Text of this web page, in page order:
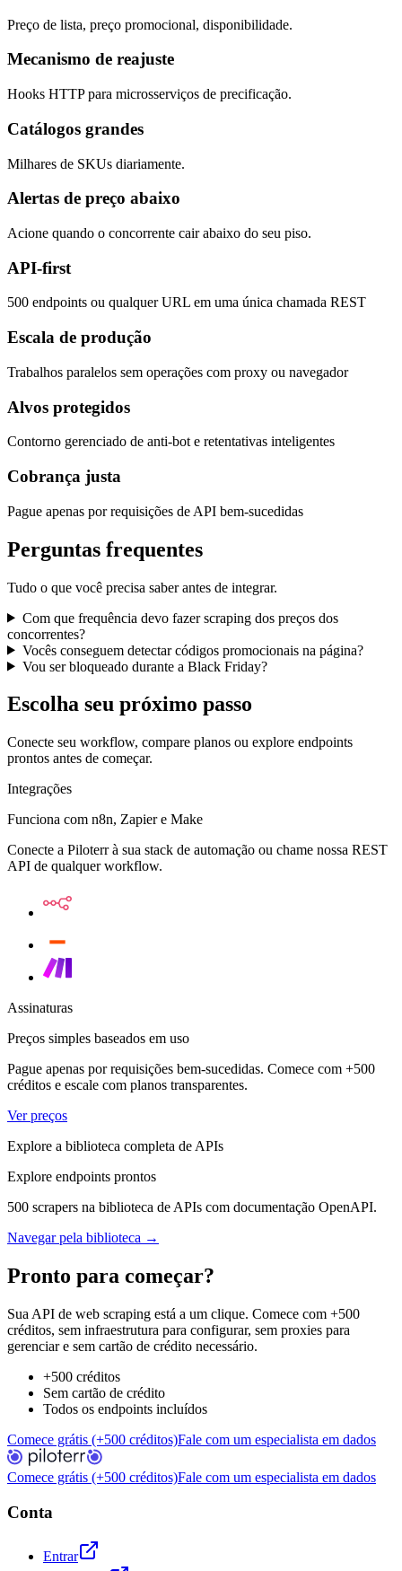
Preço de lista, preço promocional, disponibilidade.
Mecanismo de reajuste
Hooks HTTP para microsserviços de precificação.
Catálogos grandes
Milhares de SKUs diariamente.
Alertas de preço abaixo
Acione quando o concorrente cair abaixo do seu piso.
API-first
500 endpoints ou qualquer URL em uma única chamada REST
Escala de produção
Trabalhos paralelos sem operações com proxy ou navegador
Alvos protegidos
Contorno gerenciado de anti-bot e retentativas inteligentes
Cobrança justa
Pague apenas por requisições de API bem-sucedidas
Perguntas frequentes
Tudo o que você precisa saber antes de integrar.
Com que frequência devo fazer scraping dos preços dos
concorrentes?
Vocês conseguem detectar códigos promocionais na página?
Vou ser bloqueado durante a Black Friday?
Escolha seu próximo passo
Conecte seu workflow, compare planos ou explore endpoints
prontos antes de começar.
Integrações
Funciona com n8n, Zapier e Make
Conecte a Piloterr à sua stack de automação ou chame nossa REST
API de qualquer workflow.
Assinaturas
Preços simples baseados em uso
Pague apenas por requisições bem-sucedidas. Comece com +500
créditos e escale com planos transparentes.
Ver preços
Explore a biblioteca completa de APIs
Explore endpoints prontos
500 scrapers na biblioteca de APIs com documentação OpenAPI.
Navegar pela biblioteca →
Pronto para começar?
Sua API de web scraping está a um clique. Comece com +500
créditos, sem infraestrutura para configurar, sem proxies para
gerenciar e sem cartão de crédito necessário.
+500 créditos
Sem cartão de crédito
Todos os endpoints incluídos
Comece grátis (+500 créditos)Fale com um especialista em dados
Comece grátis (+500 créditos)Fale com um especialista em dados
Conta
Entrar